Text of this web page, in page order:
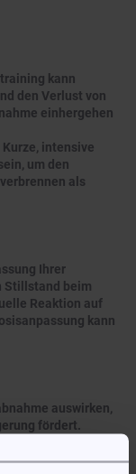
kann
den Verlust von
einhergehen
Kurze, intensive
um den
als
Ihrer
Stillstand beim
Reaktion auf
kann
auswirken,
fördert.